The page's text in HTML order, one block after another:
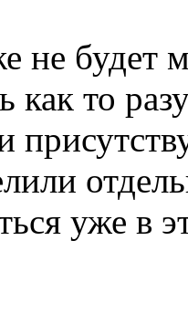
не будет
как то
уже в